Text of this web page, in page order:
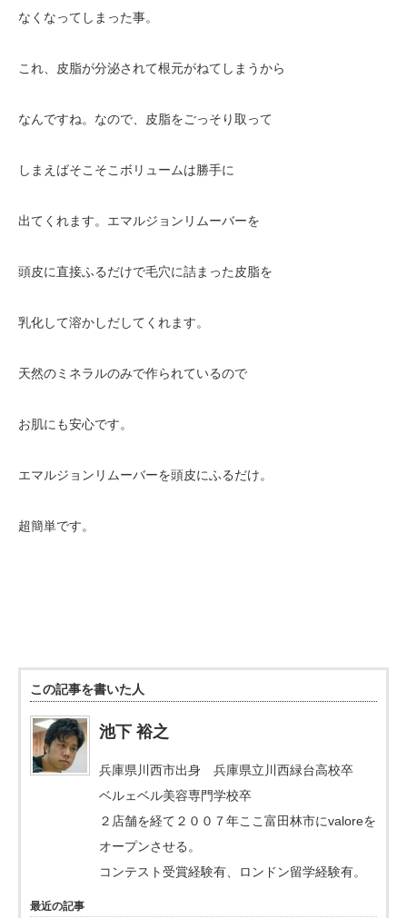
なくなってしまった事。
これ、皮脂が分泌されて根元がねてしまうから
なんですね。なので、皮脂をごっそり取って
しまえばそこそこボリュームは勝手に
出てくれます。エマルジョンリムーバーを
頭皮に直接ふるだけで毛穴に詰まった皮脂を
乳化して溶かしだしてくれます。
天然のミネラルのみで作られているので
お肌にも安心です。
エマルジョンリムーバーを頭皮にふるだけ。
超簡単です。
この記事を書いた人
池下 裕之
兵庫県川西市出身 兵庫県立川西緑台高校卒
ベルェベル美容専門学校卒
２店舗を経て２００７年ここ富田林市にvaloreを
オープンさせる。
コンテスト受賞経験有、ロンドン留学経験有。
最近の記事